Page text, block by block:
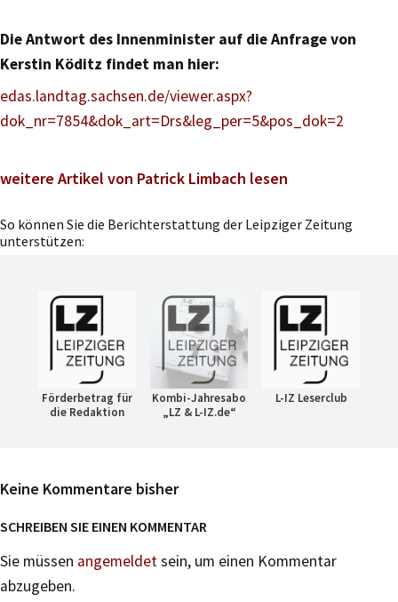
Die Antwort des Innenminister auf die Anfrage von
Kerstin Köditz findet man hier:
edas.landtag.sachsen.de/viewer.aspx?
dok_nr=7854&dok_art=Drs&leg_per=5&pos_dok=2
weitere Artikel von Patrick Limbach lesen
So können Sie die Berichterstattung der Leipziger Zeitung
unterstützen:
Förderbetrag für
die Redaktion
Kombi-Jahresabo
„LZ & L-IZ.de“
L-IZ Leserclub
Keine Kommentare bisher
SCHREIBEN SIE EINEN KOMMENTAR
Sie müssen angemeldetsein, um einen Kommentar
abzugeben.